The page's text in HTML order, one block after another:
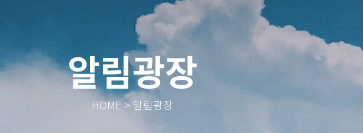
알림광장
HOME > 알림광장